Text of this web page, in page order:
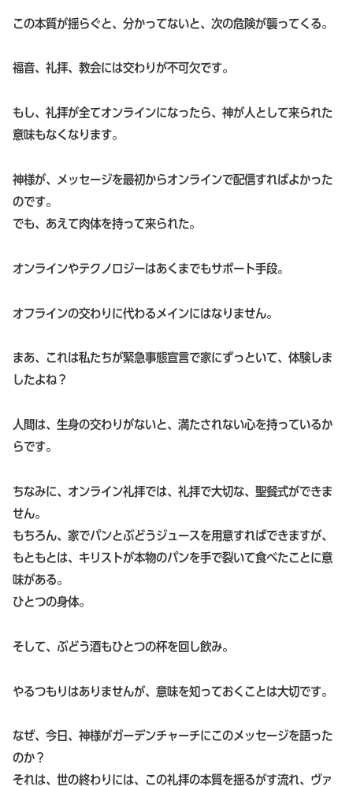
この本質が揺らぐと、分かってないと、次の危険が襲ってくる。
福音、礼拝、教会には交わりが不可欠です。
もし、礼拝が全てオンラインになったら、神が人として来られた
意味もなくなります。
神様が、メッセージを最初からオンラインで配信すればよかった
のです。
でも、あえて肉体を持って来られた。
オンラインやテクノロジーはあくまでもサポート手段。
オフラインの交わりに代わるメインにはなりません。
まあ、これは私たちが緊急事態宣言で家にずっといて、体験しま
したよね？
人間は、生身の交わりがないと、満たされない心を持っているか
らです。
ちなみに、オンライン礼拝では、礼拝で大切な、聖餐式ができま
せん。
もちろん、家でパンとぶどうジュースを用意すればできますが、
もともとは、キリストが本物のパンを手で裂いて食べたことに意
味がある。
ひとつの身体。
そして、ぶどう酒もひとつの杯を回し飲み。
やるつもりはありませんが、意味を知っておくことは大切です。
なぜ、今日、神様がガーデンチャーチにこのメッセージを語った
のか？
それは、世の終わりには、この礼拝の本質を揺るがす流れ、ヴァ